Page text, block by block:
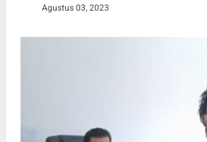
Agustus 03, 2023